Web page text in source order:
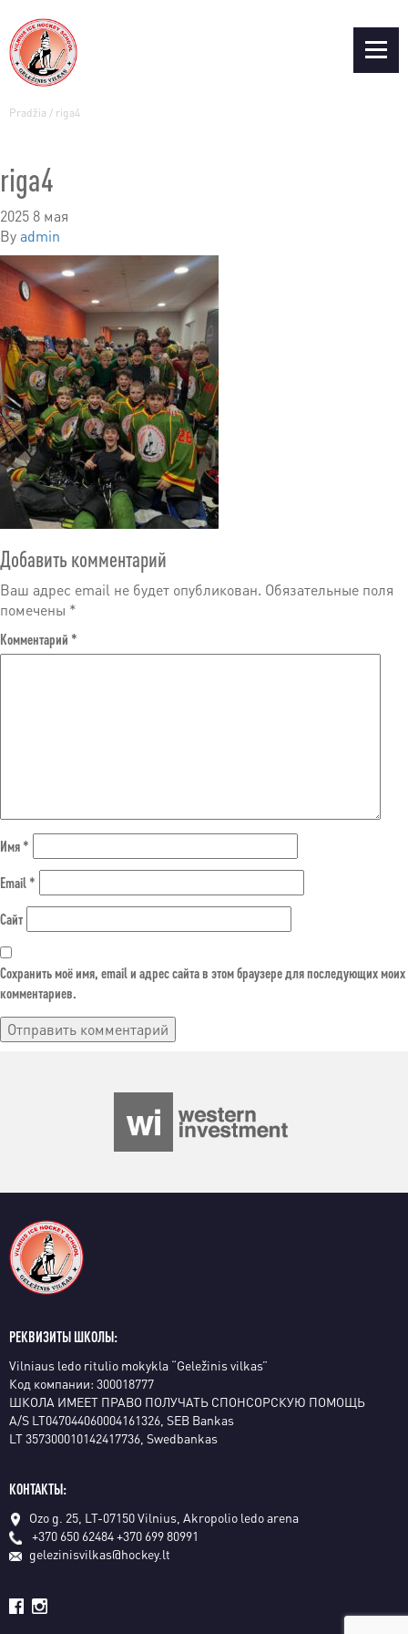
Pradžia / riga4
riga4
2025 8 мая
Byadmin
Добавить комментарий
Ваш адрес email не будет опубликован. Обязательные поля
помечены *
Комментарий *
Имя*
Email*
Сайт
Сохранить моё имя, email и адрес сайта в этом браузере для последующих моих
комментариев.
РЕКВИЗИТЫ ШКОЛЫ:
Vilniaus ledo ritulio mokykla “Geležinis vilkas”
Код компании: 300018777
ШКОЛА ИМЕЕТ ПРАВО ПОЛУЧАТЬ СПОНСОРСКУЮ ПОМОЩЬ
A/S LT047044060004161326, SEB Bankas
LT 357300010142417736, Swedbankas
КОНТАКТЫ:
Ozo g. 25, LT-07150 Vilnius, Akropolio ledo arena
+370 650 62484+370 699 80991
gelezinisvilkas@hockey.lt